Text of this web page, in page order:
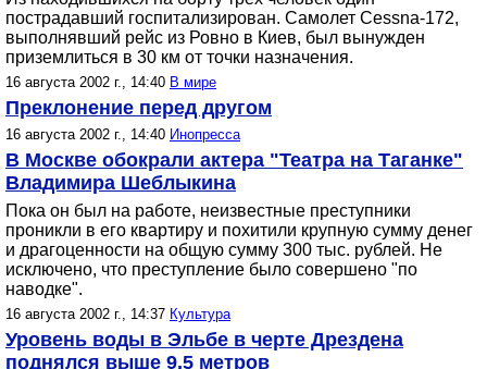
пострадавший госпитализирован. Самолет Cessna-172,
выполнявший рейс из Ровно в Киев, был вынужден
приземлиться в 30 км от точки назначения.
16 августа 2002 г., 14:40 В мире
Преклонение перед другом
16 августа 2002 г., 14:40 Инопресса
В Москве обокрали актера "Театра на Таганке"
Владимира Шеблыкина
Пока он был на работе, неизвестные преступники
проникли в его квартиру и похитили крупную сумму денег
и драгоценности на общую сумму 300 тыс. рублей. Не
исключено, что преступление было совершено "по
наводке".
16 августа 2002 г., 14:37 Культура
Уровень воды в Эльбе в черте Дрездена
поднялся выше 9,5 метров